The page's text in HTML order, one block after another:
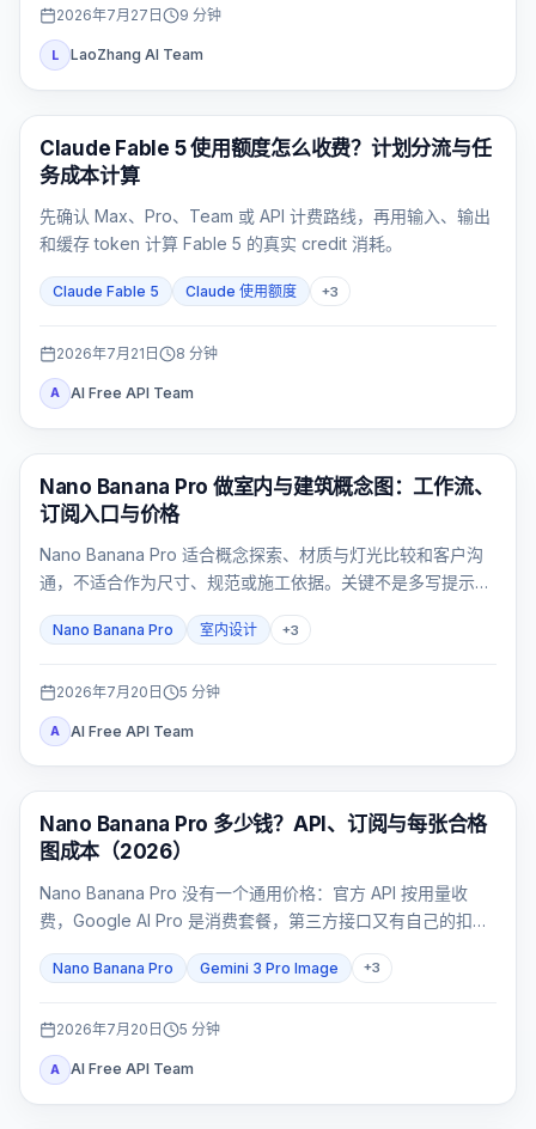
2026年7月27日 9 分钟
L LaoZhang AI Team
Claude Code
Claude Fable 5 使用额度怎么收费？计划分流与任
务成本计算
先确认 Max、Pro、Team 或 API 计费路线，再用输入、输出
和缓存 token 计算 Fable 5 的真实 credit 消耗。
Claude Fable 5 Claude 使用额度 +3
2026年7月21日 8 分钟
A AI Free API Team
AI 图片生成
Nano Banana Pro 做室内与建筑概念图：工作流、
订阅入口与价格
Nano Banana Pro 适合概念探索、材质与灯光比较和客户沟
通，不适合作为尺寸、规范或施工依据。关键不是多写提示
Nano Banana Pro 室内设计 +3
2026年7月20日 5 分钟
A AI Free API Team
AI 图片生成
Nano Banana Pro 多少钱？API、订阅与每张合格
图成本（2026）
Nano Banana Pro 没有一个通用价格：官方 API 按用量收
费，Google AI Pro 是消费套餐，第三方接口又有自己的扣费
Nano Banana Pro Gemini 3 Pro Image +3
2026年7月20日 5 分钟
A AI Free API Team